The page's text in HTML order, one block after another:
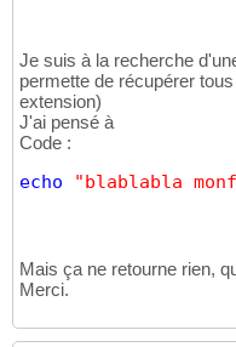
Je suis à la recherche
permette de récupérer
extension)
J'ai pensé à
Code :
echo "blablabla
Mais ça ne retourne rien,
Merci.